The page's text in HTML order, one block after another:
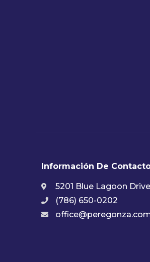
Información De
5201 Blue Lagoon
(786) 650-0202